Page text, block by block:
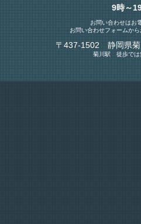
9時～
お問い合わせはお
お問い合わせフォームから
〒437-1502 静岡県菊
菊川駅 徒歩では